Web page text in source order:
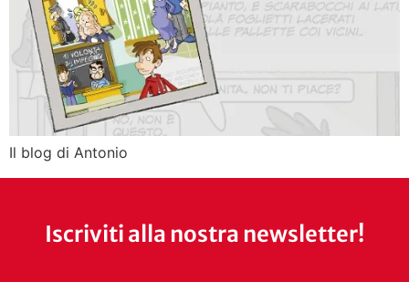
Il blog di Antonio
Iscriviti alla nostra newsletter!